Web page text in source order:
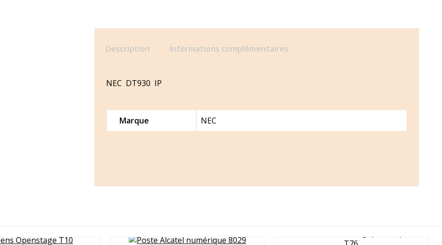
Description Informations complémentaires
NEC DT930 IP
Marque NEC